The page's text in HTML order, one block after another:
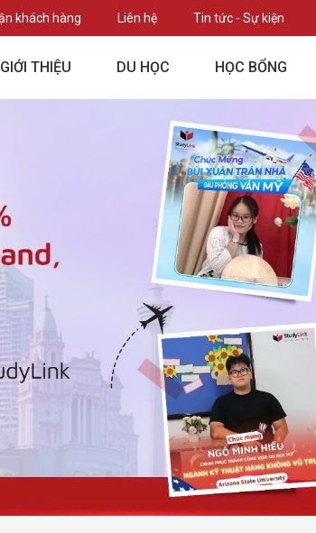
khách hàng Liên hệ Tin tức - Sự kiện
GIỚI THIỆU DU HỌC HỌC BỔNG